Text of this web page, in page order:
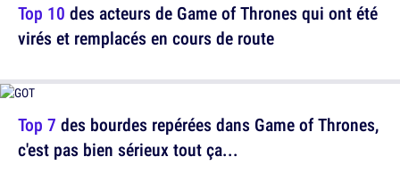
Top 10 des acteurs de Game of Thrones qui ont été
virés et remplacés en cours de route
Top 7 des bourdes repérées dans Game of Thrones,
c'est pas bien sérieux tout ça...